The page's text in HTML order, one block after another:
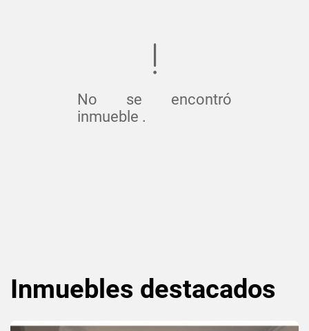
No se encontró
inmueble .
Inmuebles destacados